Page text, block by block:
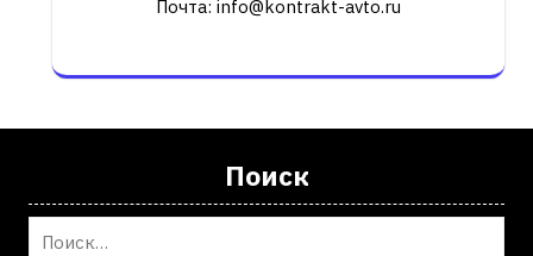
Почта: info@kontrakt-avto.ru
Поиск